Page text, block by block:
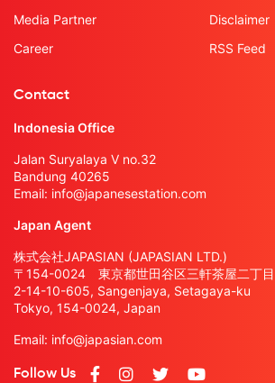
Media Partner
Career
Disclaimer
RSS Feed
Contact
Indonesia Office
Jalan Suryalaya V no.32
Bandung 40265
Email: info@japanesestation.com
Japan Agent
株式会社JAPASIAN (JAPASIAN LTD.)
〒154-0024 東京都世田谷区三軒茶屋二丁
2-14-10-605, Sangenjaya, Setagaya-ku
Tokyo, 154-0024, Japan
Email: info@japasian.com
Follow Us